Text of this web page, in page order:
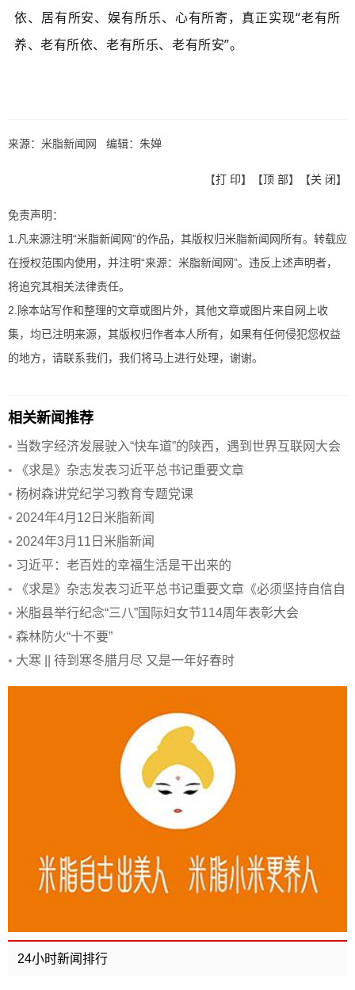
依、居有所安、娱有所乐、心有所寄，真正实现“老有所
养、老有所依、老有所乐、老有所安”。
来源：米脂新闻网 编辑：朱婵
【打 印】【顶 部】【关 闭】
免责声明：
1.凡来源注明“米脂新闻网”的作品，其版权归米脂新闻网所有。转载应
在授权范围内使用，并注明“来源：米脂新闻网”。违反上述声明者，
将追究其相关法律责任。
2.除本站写作和整理的文章或图片外，其他文章或图片来自网上收
集，均已注明来源，其版权归作者本人所有，如果有任何侵犯您权益
的地方，请联系我们，我们将马上进行处理，谢谢。
相关新闻推荐
• 当数字经济发展驶入“快车道”的陕西，遇到世界互联网大会
•
《求是》杂志发表习近平总书记重要文章
• 杨树森讲党纪学习教育专题党课
• 2024年4月12日米脂新闻
• 2024年3月11日米脂新闻
• 习近平：老百姓的幸福生活是干出来的
•
《求是》杂志发表习近平总书记重要文章《必须坚持自信自
立》
• 米脂县举行纪念“三八”国际妇女节114周年表彰大会
• 森林防火“十不要”
• 大寒 || 待到寒冬腊月尽 又是一年好春时
24小时新闻排行